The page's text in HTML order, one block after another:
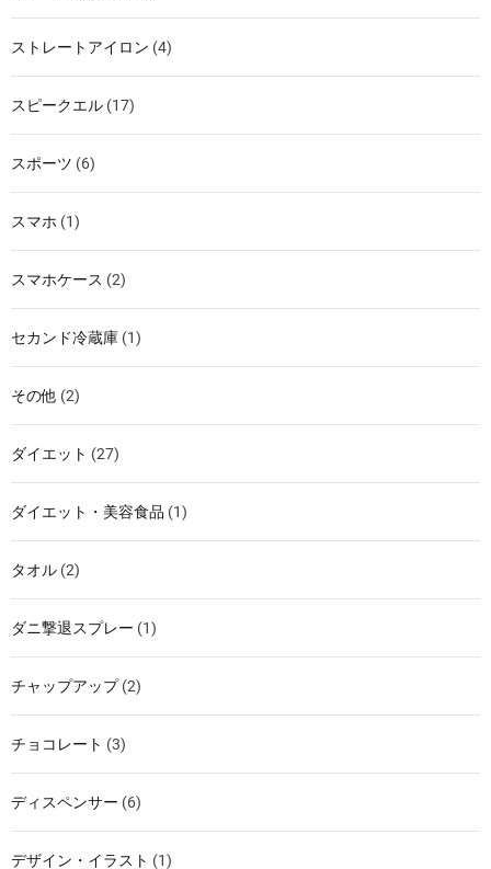
ストレートアイロン (4)
スピークエル (17)
スポーツ (6)
スマホ (1)
スマホケース (2)
セカンド冷蔵庫 (1)
その他 (2)
ダイエット (27)
ダイエット・美容食品 (1)
タオル (2)
ダニ撃退スプレー (1)
チャップアップ(2)
チョコレート (3)
ディスペンサー (6)
デザイン・イラスト (1)